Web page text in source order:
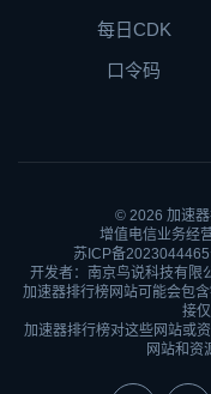
每日CDK
口令码
© 2026 加速
增值电信业务经
苏ICP备
开发者：南京鸟说科技有限
加速器排行榜网站可能会包
接
加速器排行榜对这些网站或
网站和资